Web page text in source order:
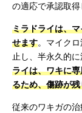
の適応で承認取得
ミラドライは、
せます。マイク
止し、半永久的
ライは、ワキに
るため、傷跡が
従来のワキガの